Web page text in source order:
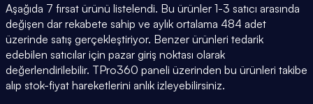
Aşağıda 7 fırsat ürünü listelendi. Bu ürünler 1-3 satıcı arasında
değişen dar rekabete sahip ve aylık ortalama 484 adet
üzerinde satış gerçekleştiriyor. Benzer ürünleri tedarik
edebilen satıcılar için pazar giriş noktası olarak
değerlendirilebilir. TPro360 paneli üzerinden bu ürünleri takibe
alıp stok-fiyat hareketlerini anlık izleyebilirsiniz.